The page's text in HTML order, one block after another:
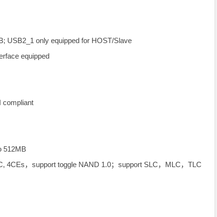
USB2_1 only equipped for HOST/Slave
equipped
compliant
512MB
4CEs，support toggle NAND 1.0；support SLC，MLC，TLC